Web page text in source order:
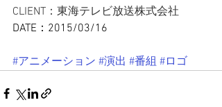
CLIENT：東海テレビ放送株式会社
DATE：2015/03/16
#アニメーション #演出 #番組 #ロゴ